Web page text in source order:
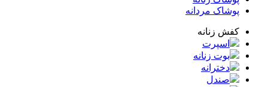
مردانه
زنانه
اسپرت
بوت زنانه
دخترانه
صندل